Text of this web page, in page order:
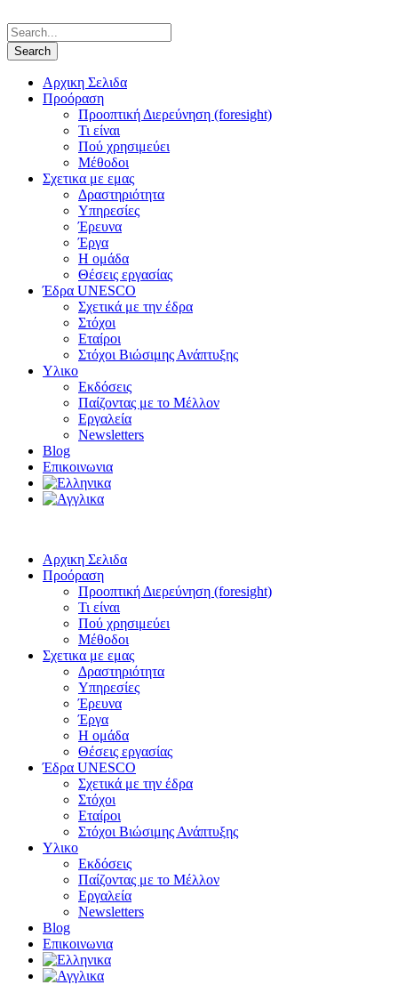
Αρχικη Σελιδα
Προόραση
Προοπτική Διερεύνηση (foresight)
Τι είναι
Πού χρησιμεύει
Μέθοδοι
Σχετικα με εμας
Δραστηριότητα
Υπηρεσίες
Έρευνα
Έργα
Η ομάδα
Θέσεις εργασίας
Έδρα UNESCO
Σχετικά με την έδρα
Στόχοι
Εταίροι
Στόχοι Βιώσιμης Ανάπτυξης
Υλικο
Εκδόσεις
Παίζοντας με το Μέλλον
Εργαλεία
Newsletters
Blog
Επικοινωνια
Αρχικη Σελιδα
Προόραση
Προοπτική Διερεύνηση (foresight)
Τι είναι
Πού χρησιμεύει
Μέθοδοι
Σχετικα με εμας
Δραστηριότητα
Υπηρεσίες
Έρευνα
Έργα
Η ομάδα
Θέσεις εργασίας
Έδρα UNESCO
Σχετικά με την έδρα
Στόχοι
Εταίροι
Στόχοι Βιώσιμης Ανάπτυξης
Υλικο
Εκδόσεις
Παίζοντας με το Μέλλον
Εργαλεία
Newsletters
Blog
Επικοινωνια